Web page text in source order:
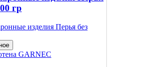
гр
GARNEC